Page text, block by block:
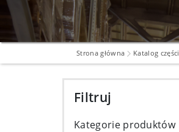
Strona główna Katalog części
Filtruj
Kategorie produktów